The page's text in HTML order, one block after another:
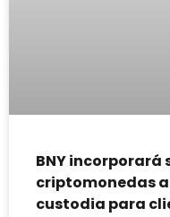
BNY incorporará
criptomonedas
custodia para